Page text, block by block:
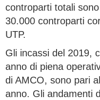
controparti totali
30.000 controparti
UTP.
Gli incassi del 2019,
anno di piena
di AMCO, sono pari
anno. Gli andamenti